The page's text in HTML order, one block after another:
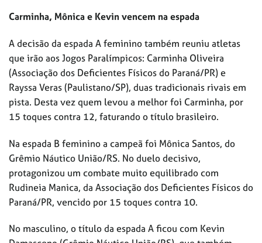
Carminha, Mônica e Kevin vencem na espada
A decisão da espada A feminino também reuniu atletas
que irão aos Jogos Paralímpicos: Carminha Oliveira
(Associação dos Deficientes Físicos do Paraná/PR) e
Rayssa Veras (Paulistano/SP), duas tradicionais rivais em
pista. Desta vez quem levou a melhor foi Carminha, por
15 toques contra 12, faturando o título brasileiro.
Na espada B feminino a campeã foi Mônica Santos, do
Grêmio Náutico União/RS. No duelo decisivo,
protagonizou um combate muito equilibrado com
Rudineia Manica, da Associação dos Deficientes Físicos do
Paraná/PR, vencido por 15 toques contra 10.
No masculino, o título da espada A ficou com Kevin